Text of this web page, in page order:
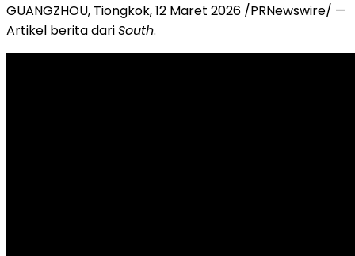
GUANGZHOU, Tiongkok,12 Maret 2026 /PRNewswire/ —
Artikel berita dariSouth.